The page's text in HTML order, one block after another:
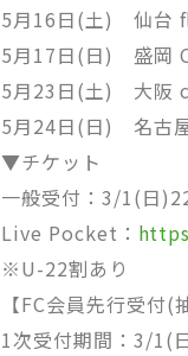
5月16日(土) 仙台
5月17日(日) 盛岡
5月23日(土) 大阪
5月24日(日) 名古
▼チケット
一般受付：3/1(日
Live Pocket：
※U-22割あり
【FC会員先行受付(
1次受付期間：3/1(